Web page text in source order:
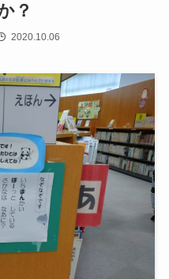
？
2020.10.06